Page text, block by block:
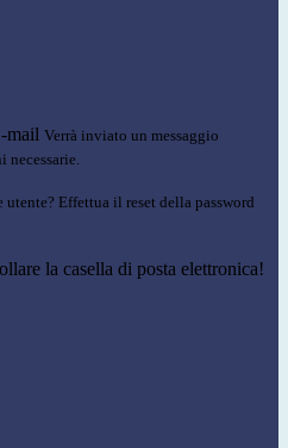
mail Verrà inviato un messaggio
Effettua il reset della password
la casella di posta elettronica!